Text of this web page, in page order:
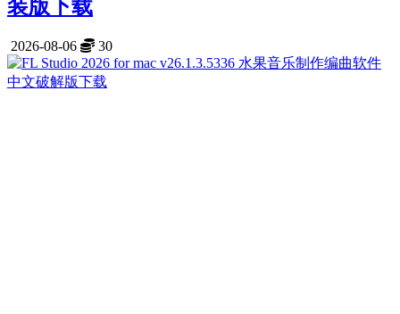
装版下载
2026-08-06 30